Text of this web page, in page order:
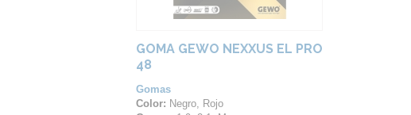
GOMA GEWO NEXXUS EL PRO
48
Gomas
Color: Negro, Rojo